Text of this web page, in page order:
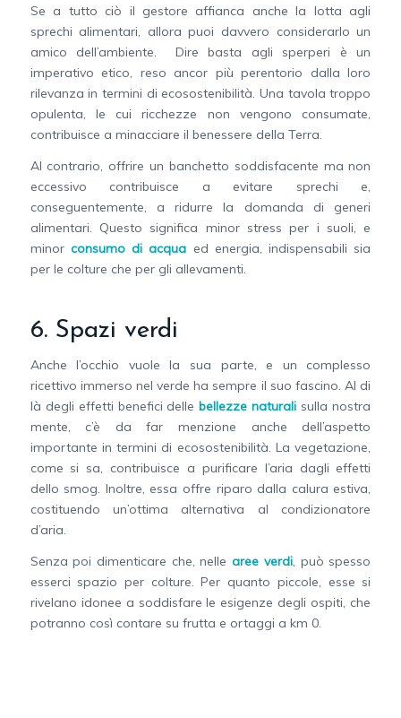
Se a tutto ciò il gestore affianca anche la lotta agli
sprechi alimentari, allora puoi davvero considerarlo un
amico dell’ambiente. Dire basta agli sperperi è un
imperativo etico, reso ancor più perentorio dalla loro
rilevanza in termini di ecosostenibilità. Una tavola troppo
opulenta, le cui ricchezze non vengono consumate,
contribuisce a minacciare il benessere della Terra.
Al contrario, offrire un banchetto soddisfacente ma non
eccessivo contribuisce a evitare sprechi e,
conseguentemente, a ridurre la domanda di generi
alimentari. Questo significa minor stress per i suoli, e
minor consumo di acqua ed energia, indispensabili sia
per le colture che per gli allevamenti.
6. Spazi verdi
Anche l’occhio vuole la sua parte, e un complesso
ricettivo immerso nel verde ha sempre il suo fascino. Al di
là degli effetti benefici delle bellezze naturali sulla nostra
mente, c’è da far menzione anche dell’aspetto
importante in termini di ecosostenibilità. La vegetazione,
come si sa, contribuisce a purificare l’aria dagli effetti
dello smog. Inoltre, essa offre riparo dalla calura estiva,
costituendo un’ottima alternativa al condizionatore
d’aria.
Senza poi dimenticare che, nellearee verdi, può spesso
esserci spazio per colture. Per quanto piccole, esse si
rivelano idonee a soddisfare le esigenze degli ospiti, che
potranno così contare su frutta e ortaggi a km 0.